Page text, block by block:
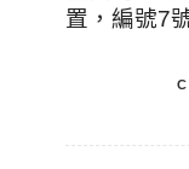
置，編號7